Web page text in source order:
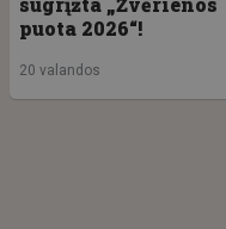
puota 2026“!
20 valandos